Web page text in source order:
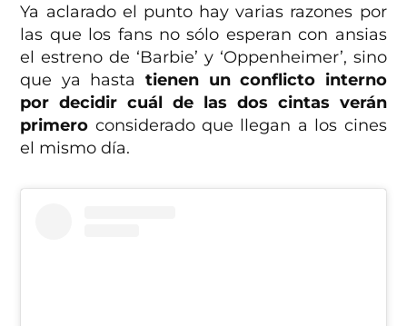
Ya aclarado el punto hay varias razones por
las que los fans no sólo esperan con ansias
el estreno de ‘Barbie’ y ‘Oppenheimer’, sino
que ya hasta tienen un conflicto interno
por decidir cuál de las dos cintas verán
primero considerado que llegan a los cines
el mismo día.